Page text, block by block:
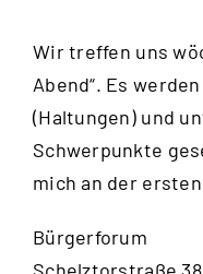
Wir treffen uns
Abend“. Es
(Haltungen) und
Schwerpunkte
mich an der
Bürgerforum